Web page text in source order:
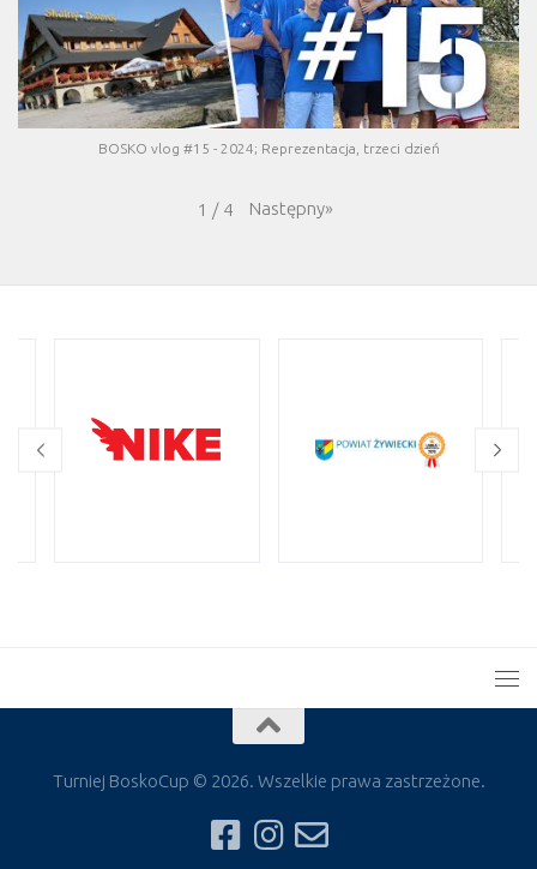
BOSKO vlog #15 - 2024; Reprezentacja, trzeci dzień
1 / 4 Następny»
Turniej BoskoCup © 2026. Wszelkie prawa zastrzeżone.